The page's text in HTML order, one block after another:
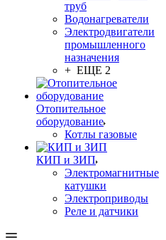
труб
Водонагреватели
Электродвигатели
промышленного
назначения
+ ЕЩЕ 2
Отопительное
оборудование
Котлы газовые
КИП и ЗИП
Электромагнитные
катушки
Электроприводы
Реле и датчики